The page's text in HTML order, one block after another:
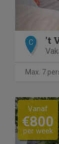
C 't
Max. 7
Vanaf
€800
per week